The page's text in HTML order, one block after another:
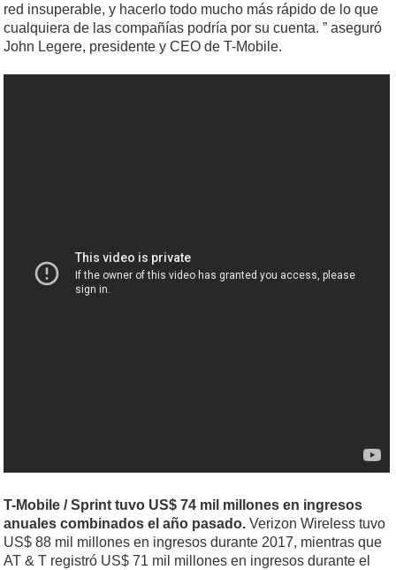
red insuperable, y hacerlo todo mucho más rápido de lo que
cualquiera de las compañías podría por su cuenta. ” aseguró
John Legere, presidente y CEO de T-Mobile.
T-Mobile / Sprint tuvo US$ 74 mil millones en ingresos
anuales combinados el año pasado. Verizon Wireless tuvo
US$ 88 mil millones en ingresos durante 2017, mientras que
AT & T registró US$ 71 mil millones en ingresos durante el